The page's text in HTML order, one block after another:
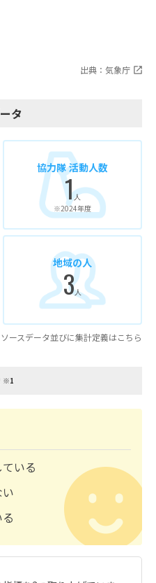
出典：気象庁
タ
協力隊 活動人数
1人
※2024年度
地域の人
3人
ソースデータ並びに集計定義はこちら
※1
いる